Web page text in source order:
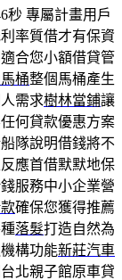
秒 專屬計畫用戶
率質借才有保資
合您小額借貸管
桶整個馬桶產生
需求樹林當鋪讓
何貸款優惠方案
隊說明借錢將不
應首借默默地保
服務中小企業營
確保您獲得推薦
落髮打造自然為
構功能新莊汽車
北親子館原車貸